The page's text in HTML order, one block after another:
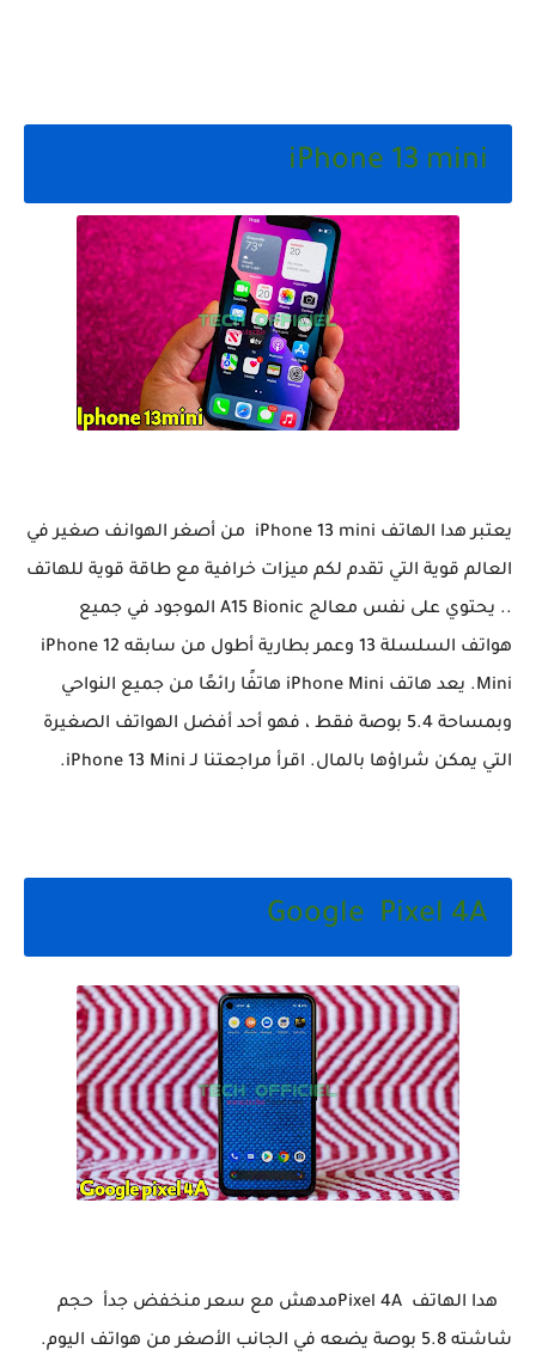
iPhone 13 mini
يعتبر هدا الهاتف iPhone 13 mini من أصغر الهوانف صغير في
العالم قوية التي تقدم لكم ميزات خرافية مع طاقة قوية للهاتف
.. يحتوي على نفس معالج A15 Bionic الموجود في جميع
هواتف السلسلة 13 وعمر بطارية أطول من سابقه iPhone 12
Mini. يعد هاتف iPhone Mini هاتفًا رائعًا من جميع النواحي
وبمساحة 5.4 بوصة فقط ، فهو أحد أفضل الهواتف الصغيرة
التي يمكن شراؤها بالمال. اقرأ مراجعتنا لـ iPhone 13 Mini.
Google Pixel 4A
هدا الهاتف Pixel 4Aمدهش مع سعر منخفض جدأ حجم
شاشته 5.8 بوصة يضعه في الجانب الأصغر من هواتف اليوم.